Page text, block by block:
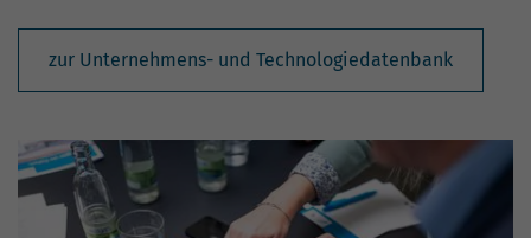
zur Unternehmens- und Technologiedatenbank